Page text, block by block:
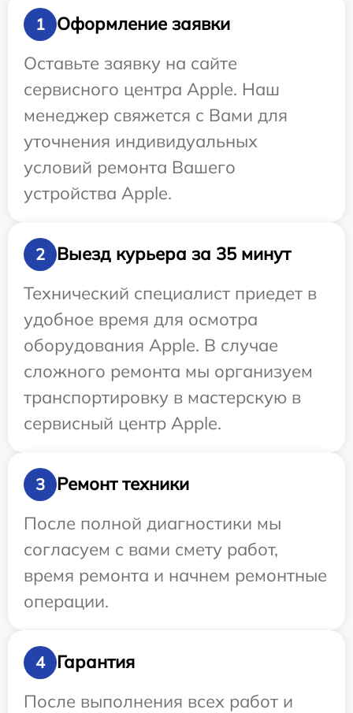
1
Оформление заявки
Оставьте заявку на сайте
сервисного центра Apple. Наш
менеджер свяжется с Вами для
уточнения индивидуальных
условий ремонта Вашего
устройства Apple.
2
Выезд курьера за 35 минут
Технический специалист приедет в
удобное время для осмотра
оборудования Apple. В случае
сложного ремонта мы организуем
транспортировку в мастерскую в
сервисный центр Apple.
3
Ремонт техники
После полной диагностики мы
согласуем с вами смету работ,
время ремонта и начнем ремонтные
операции.
4
Гарантия
После выполнения всех работ и